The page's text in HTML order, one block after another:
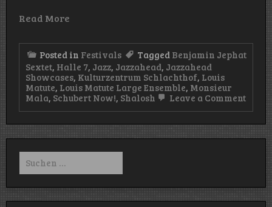
Read More
Posted in Festivals Tagged Benjamin Jephat
Sextet, Halle 7, Jazz, Jazzahead, Jazzahead
Showcases, Kulturzentrum Schlachthof, Louis
Matute, Louis Matute Large Ensemble, Monsieur
Mala, Schubert Now!, Shalosh Leave a Commenton
–
–
Suchen
nach: